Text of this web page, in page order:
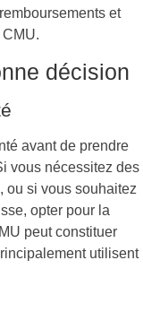
et
décision
avant de prendre
vous nécessitez des
ou si vous souhaitez
opter pour la
peut constituer
utilisent